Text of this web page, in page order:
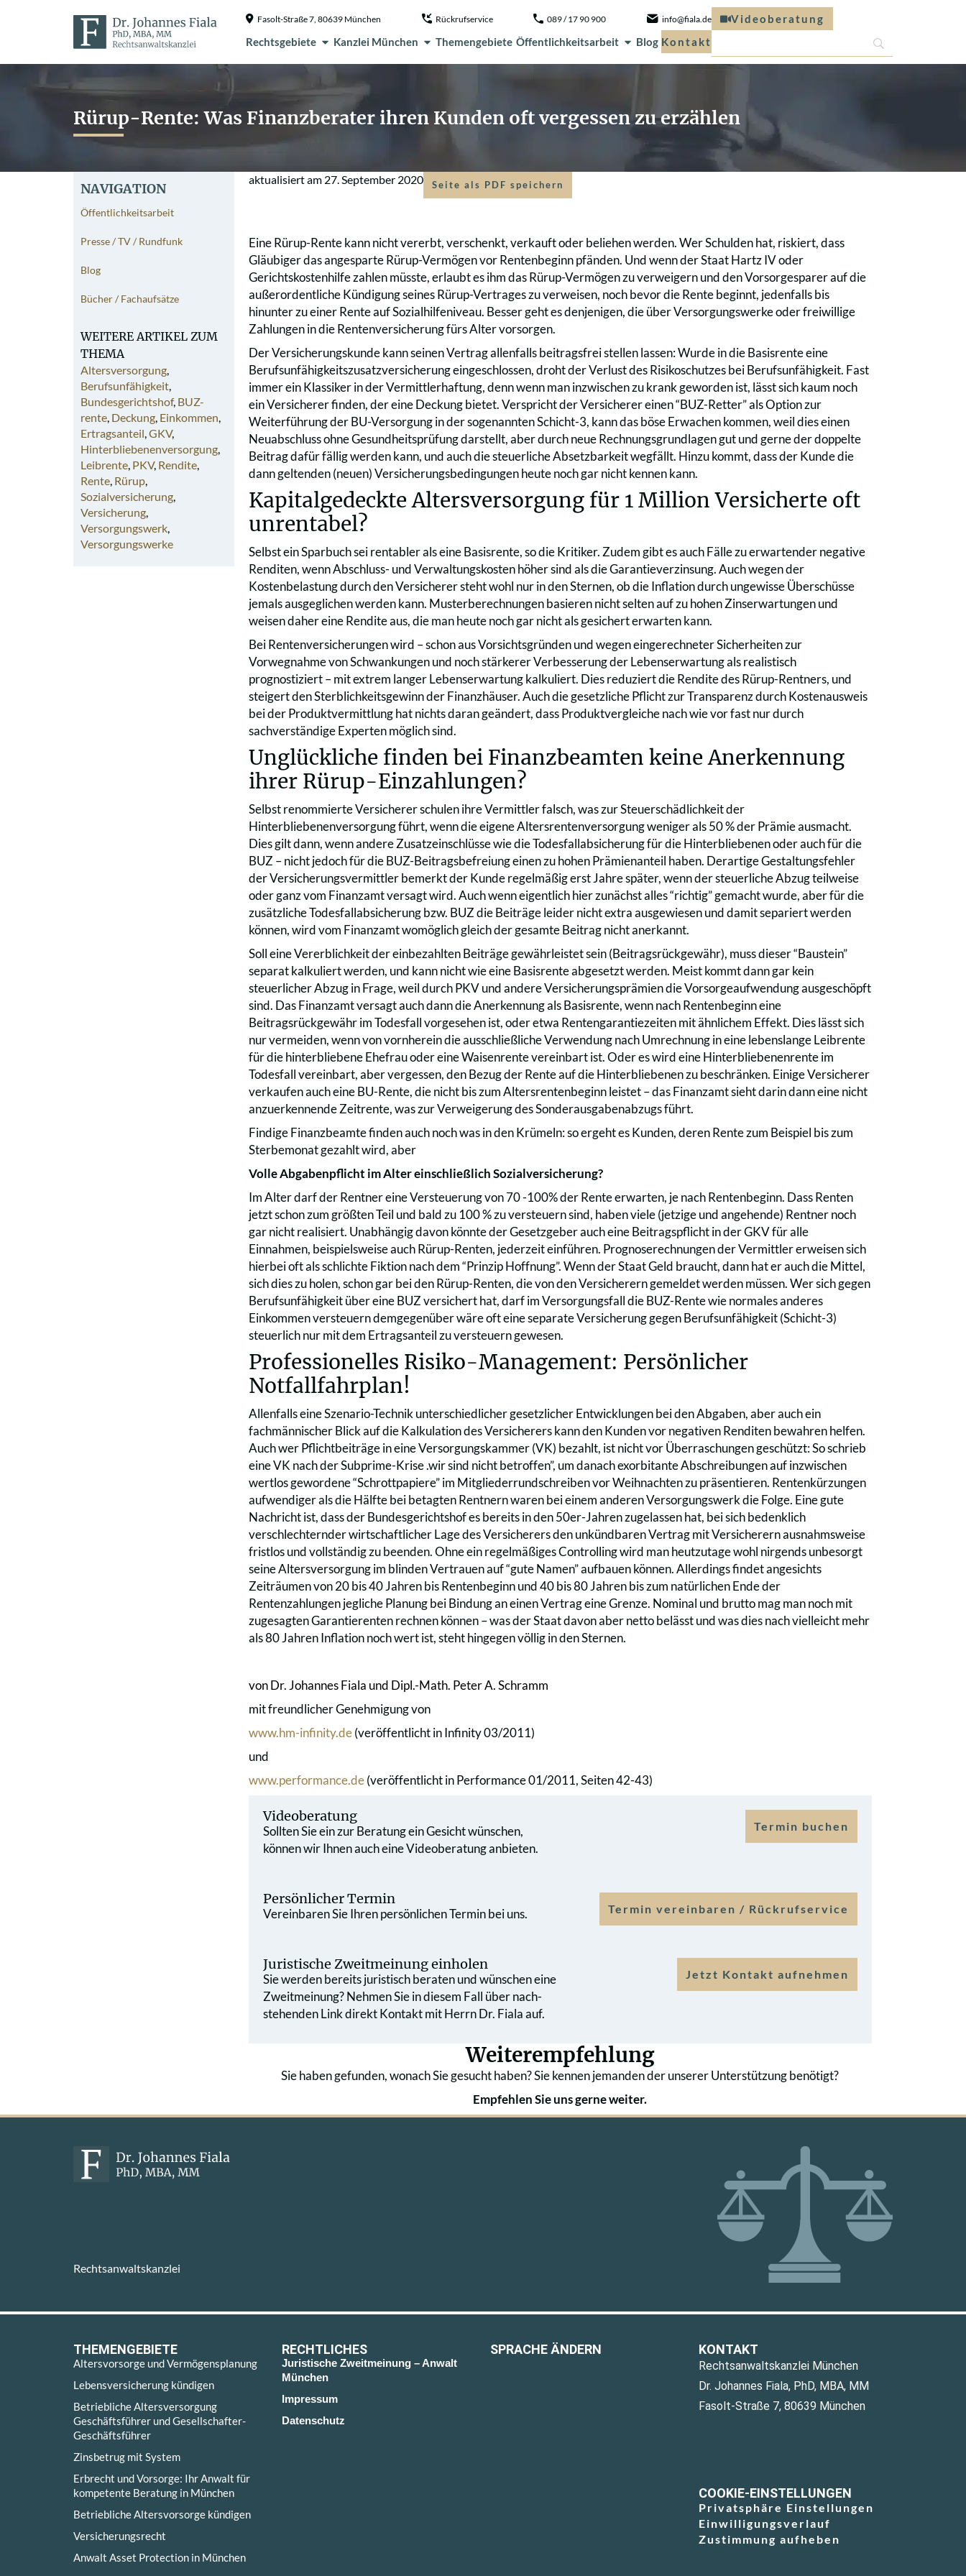
Fasolt-Straße 7, 80639 München Rückrufservice 089 / 17 90 900 info@fiala.de
Rechtsgebiete Kanzlei München Themengebiete Öffentlichkeitsarbeit Blog Kontakt
Videoberatung
Rürup-Rente: Was Finanzberater ihren Kunden oft vergessen zu erzählen
NAVIGATION
Öffentlichkeitsarbeit
Presse / TV / Rundfunk
Blog
Bücher / Fachaufsätze
WEITERE ARTIKEL ZUM
THEMA
Altersversorgung,
Berufsunfähigkeit,
Bundesgerichtshof, BUZ-
rente, Deckung, Einkommen,
Ertragsanteil,GKV,
Hinterbliebenenversorgung,
Leibrente, PKV, Rendite,
Rente, Rürup,
Sozialversicherung,
Versicherung,
Versorgungswerk,
Versorgungswerke
aktualisiert am 27. September 2020 Seite als PDF speichern
Eine Rürup-Rente kann nicht vererbt, verschenkt, verkauft oder beliehen werden. Wer Schulden hat, riskiert, dass
Gläubiger das angesparte Rürup-Vermögen vor Rentenbeginn pfänden. Und wenn der Staat Hartz IV oder
Gerichtskostenhilfe zahlen müsste, erlaubt es ihm das Rürup-Vermögen zu verweigern und den Vorsorgesparer auf die
außerordentliche Kündigung seines Rürup-Vertrages zu verweisen, noch bevor die Rente beginnt, jedenfalls bis
hinunter zu einer Rente auf Sozialhilfeniveau. Besser geht es denjenigen, die über Versorgungswerke oder freiwillige
Zahlungen in die Rentenversicherung fürs Alter vorsorgen.
Der Versicherungskunde kann seinen Vertrag allenfalls beitragsfrei stellen lassen: Wurde in die Basisrente eine
Berufsunfähigkeitszusatzversicherung eingeschlossen, droht der Verlust des Risikoschutzes bei Berufsunfähigkeit. Fast
immer ein Klassiker in der Vermittlerhaftung, denn wenn man inzwischen zu krank geworden ist, lässt sich kaum noch
ein Versicherer finden, der eine Deckung bietet. Verspricht der Versicherer einen “BUZ-Retter” als Option zur
Weiterführung der BU-Versorgung in der sogenannten Schicht-3, kann das böse Erwachen kommen, weil dies einen
Neuabschluss ohne Gesundheitsprüfung darstellt, aber durch neue Rechnungsgrundlagen gut und gerne der doppelte
Beitrag dafür fällig werden kann, und auch die steuerliche Absetzbarkeit wegfällt. Hinzu kommt, dass der Kunde die
dann geltenden (neuen) Versicherungsbedingungen heute noch gar nicht kennen kann.
Kapitalgedeckte Altersversorgung für 1 Million Versicherte oft
unrentabel?
Selbst ein Sparbuch sei rentabler als eine Basisrente, so die Kritiker. Zudem gibt es auch Fälle zu erwartender negative
Renditen, wenn Abschluss- und Verwaltungskosten höher sind als die Garantieverzinsung. Auch wegen der
Kostenbelastung durch den Versicherer steht wohl nur in den Sternen, ob die Inflation durch ungewisse Überschüsse
jemals ausgeglichen werden kann. Musterberechnungen basieren nicht selten auf zu hohen Zinserwartungen und
weisen daher eine Rendite aus, die man heute noch gar nicht als gesichert erwarten kann.
Bei Rentenversicherungen wird – schon aus Vorsichtsgründen und wegen eingerechneter Sicherheiten zur
Vorwegnahme von Schwankungen und noch stärkerer Verbesserung der Lebenserwartung als realistisch
prognostiziert – mit extrem langer Lebenserwartung kalkuliert. Dies reduziert die Rendite des Rürup-Rentners, und
steigert den Sterblichkeitsgewinn der Finanzhäuser. Auch die gesetzliche Pflicht zur Transparenz durch Kostenausweis
bei der Produktvermittlung hat nichts daran geändert, dass Produktvergleiche nach wie vor fast nur durch
sachverständige Experten möglich sind.
Unglückliche finden bei Finanzbeamten keine Anerkennung
ihrer Rürup-Einzahlungen?
Selbst renommierte Versicherer schulen ihre Vermittler falsch, was zur Steuerschädlichkeit der
Hinterbliebenenversorgung führt, wenn die eigene Altersrentenversorgung weniger als 50 % der Prämie ausmacht.
Dies gilt dann, wenn andere Zusatzeinschlüsse wie die Todesfallabsicherung für die Hinterbliebenen oder auch für die
BUZ – nicht jedoch für die BUZ-Beitragsbefreiung einen zu hohen Prämienanteil haben. Derartige Gestaltungsfehler
der Versicherungsvermittler bemerkt der Kunde regelmäßig erst Jahre später, wenn der steuerliche Abzug teilweise
oder ganz vom Finanzamt versagt wird. Auch wenn eigentlich hier zunächst alles “richtig” gemacht wurde, aber für die
zusätzliche Todesfallabsicherung bzw. BUZ die Beiträge leider nicht extra ausgewiesen und damit separiert werden
können, wird vom Finanzamt womöglich gleich der gesamte Beitrag nicht anerkannt.
Soll eine Vererblichkeit der einbezahlten Beiträge gewährleistet sein (Beitragsrückgewähr), muss dieser “Baustein”
separat kalkuliert werden, und kann nicht wie eine Basisrente abgesetzt werden. Meist kommt dann gar kein
steuerlicher Abzug in Frage, weil durch PKV und andere Versicherungsprämien die Vorsorgeaufwendung ausgeschöpft
sind. Das Finanzamt versagt auch dann die Anerkennung als Basisrente, wenn nach Rentenbeginn eine
Beitragsrückgewähr im Todesfall vorgesehen ist, oder etwa Rentengarantiezeiten mit ähnlichem Effekt. Dies lässt sich
nur vermeiden, wenn von vornherein die ausschließliche Verwendung nach Umrechnung in eine lebenslange Leibrente
für die hinterbliebene Ehefrau oder eine Waisenrente vereinbart ist. Oder es wird eine Hinterbliebenenrente im
Todesfall vereinbart, aber vergessen, den Bezug der Rente auf die Hinterbliebenen zu beschränken. Einige Versicherer
verkaufen auch eine BU-Rente, die nicht bis zum Altersrentenbeginn leistet – das Finanzamt sieht darin dann eine nicht
anzuerkennende Zeitrente, was zur Verweigerung des Sonderausgabenabzugs führt.
Findige Finanzbeamte finden auch noch was in den Krümeln: so ergeht es Kunden, deren Rente zum Beispiel bis zum
Sterbemonat gezahlt wird, aber
Volle Abgabenpflicht im Alter einschließlich Sozialversicherung?
Im Alter darf der Rentner eine Versteuerung von 70 -100% der Rente erwarten, je nach Rentenbeginn. Dass Renten
jetzt schon zum größten Teil und bald zu 100 % zu versteuern sind, haben viele (jetzige und angehende) Rentner noch
gar nicht realisiert. Unabhängig davon könnte der Gesetzgeber auch eine Beitragspflicht in der GKV für alle
Einnahmen, beispielsweise auch Rürup-Renten, jederzeit einführen. Prognoserechnungen der Vermittler erweisen sich
hierbei oft als schlichte Fiktion nach dem “Prinzip Hoffnung”. Wenn der Staat Geld braucht, dann hat er auch die Mittel,
sich dies zu holen, schon gar bei den Rürup-Renten, die von den Versicherern gemeldet werden müssen. Wer sich gegen
Berufsunfähigkeit über eine BUZ versichert hat, darf im Versorgungsfall die BUZ-Rente wie normales anderes
Einkommen versteuern demgegenüber wäre oft eine separate Versicherung gegen Berufsunfähigkeit (Schicht-3)
steuerlich nur mit dem Ertragsanteil zu versteuern gewesen.
Professionelles Risiko-Management: Persönlicher
Notfallfahrplan!
Allenfalls eine Szenario-Technik unterschiedlicher gesetzlicher Entwicklungen bei den Abgaben, aber auch ein
fachmännischer Blick auf die Kalkulation des Versicherers kann den Kunden vor negativen Renditen bewahren helfen.
Auch wer Pflichtbeiträge in eine Versorgungskammer (VK) bezahlt, ist nicht vor Überraschungen geschützt: So schrieb
eine VK nach der Subprime-Krise .wir sind nicht betroffen”, um danach exorbitante Abschreibungen auf inzwischen
wertlos gewordene “Schrottpapiere” im Mitgliederrundschreiben vor Weihnachten zu präsentieren. Rentenkürzungen
aufwendiger als die Hälfte bei betagten Rentnern waren bei einem anderen Versorgungswerk die Folge. Eine gute
Nachricht ist, dass der Bundesgerichtshof es bereits in den 50er-Jahren zugelassen hat, bei sich bedenklich
verschlechternder wirtschaftlicher Lage des Versicherers den unkündbaren Vertrag mit Versicherern ausnahmsweise
fristlos und vollständig zu beenden. Ohne ein regelmäßiges Controlling wird man heutzutage wohl nirgends unbesorgt
seine Altersversorgung im blinden Vertrauen auf “gute Namen” aufbauen können. Allerdings findet angesichts
Zeiträumen von 20 bis 40 Jahren bis Rentenbeginn und 40 bis 80 Jahren bis zum natürlichen Ende der
Rentenzahlungen jegliche Planung bei Bindung an einen Vertrag eine Grenze. Nominal und brutto mag man noch mit
zugesagten Garantierenten rechnen können – was der Staat davon aber netto belässt und was dies nach vielleicht mehr
als 80 Jahren Inflation noch wert ist, steht hingegen völlig in den Sternen.
von Dr. Johannes Fiala und Dipl.-Math. Peter A. Schramm
mit freundlicher Genehmigung von
www.hm-infinity.de(veröffentlicht in Infinity 03/2011)
und
www.performance.de(veröffentlicht in Performance 01/2011, Seiten 42-43)
Videoberatung
Sollten Sie ein zur Beratung ein Gesicht wünschen,
können wir Ihnen auch eine Videoberatung anbieten.
Termin buchen
Persönlicher Termin
Vereinbaren Sie Ihren persönlichen Termin bei uns. Termin vereinbaren / Rückrufservice
Juristische Zweit­meinung einholen
Sie werden bereits juristisch beraten und wünschen eine
Zweit­meinung? Nehmen Sie in diesem Fall über nach­
stehenden Link direkt Kontakt mit Herrn Dr. Fiala auf.
Jetzt Kontakt aufnehmen
Weiterempfehlung
Sie haben gefunden, wonach Sie gesucht haben? Sie kennen jemanden der unserer Unterstützung benötigt?
Empfehlen Sie uns gerne weiter.
Rechtsanwaltskanzlei
THEMENGEBIETE
Altersvorsorge und Vermögensplanung
Lebensversicherung kündigen
Betriebliche Altersversorgung
Geschäftsführer und Gesellschafter-
Geschäftsführer
Zinsbetrug mit System
Erbrecht und Vorsorge: Ihr Anwalt für
kompetente Beratung in München
Betriebliche Altersvorsorge kündigen
Versicherungsrecht
Anwalt Asset Protection in München
RECHTLICHES
Juristische Zweitmeinung – Anwalt
München
Impressum
Datenschutz
SPRACHE ÄNDERN KONTAKT
Rechtsanwaltskanzlei München
Dr. Johannes Fiala, PhD, MBA, MM
Fasolt-Straße 7, 80639 München
COOKIE-EINSTELLUNGEN
Privatsphäre Einstellungen
Einwilligungsverlauf
Zustimmung aufheben